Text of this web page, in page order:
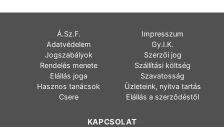
Á.Sz.F.
Impresszum
Adatvédelem
Gy.I.K.
Jogszabályok
Szerzői jog
Rendelés menete
Szállítási költség
Elállás joga
Szavatosság
Hasznos tanácsok
Üzleteink, nyitva tartás
Csere
Elállás a szerződéstől
KAPCSOLAT